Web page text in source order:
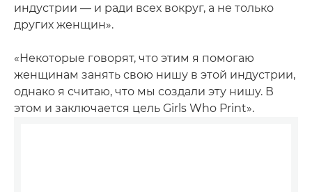
индустрии — и ради всех вокруг, а не только
других женщин».
«Некоторые говорят, что этим я помогаю
женщинам занять свою нишу в этой индустрии,
однако я считаю, что мы создали эту нишу. В
этом и заключается цель Girls Who Print».